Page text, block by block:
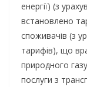
енергії) (з
встановлено
споживачів (з
тарифів), що
природного
послуги з